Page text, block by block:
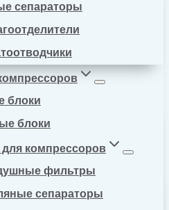
сепараторы
блоки
блоки
компрессоров
фильтры
сепараторы